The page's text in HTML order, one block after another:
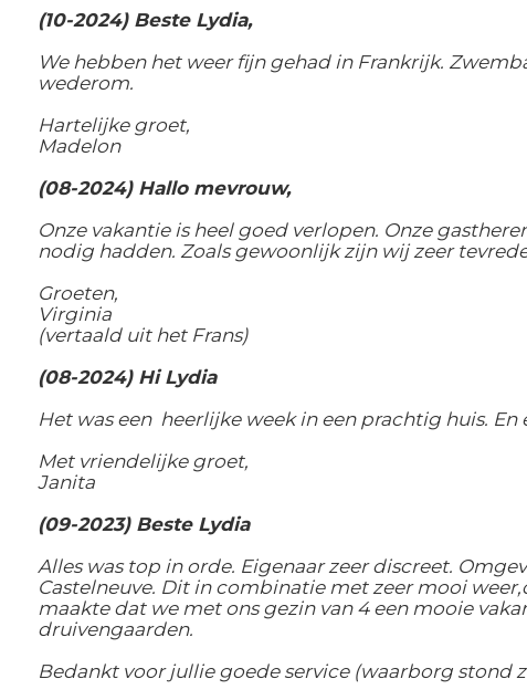
(10-2024) Beste Lydia,
We hebben het weer fijn gehad in Frankrijk.
wederom.
Hartelijke groet,
Madelon
(08-2024) Hallo mevrouw,
Onze vakantie is heel goed verlopen. Onze
nodig hadden. Zoals gewoonlijk zijn wij zeer
Groeten,
Virginia
(vertaald uit het Frans)
(08-2024) Hi Lydia
Het was een heerlijke week in een prachtig huis.
Met vriendelijke groet,
Janita
(09-2023) Beste Lydia
Alles was top in orde. Eigenaar zeer discreet.
Castelneuve. Dit in combinatie met zeer mooi
maakte dat we met ons gezin van 4 een mooie
druivengaarden.
Bedankt voor jullie goede service (waarborg stond